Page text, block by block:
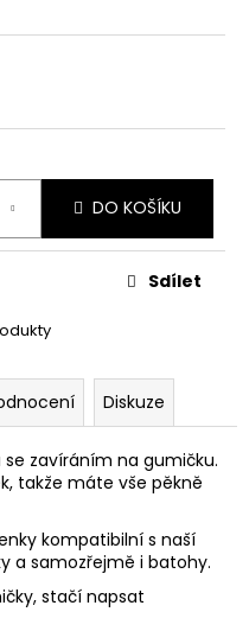
DO KOŠÍKU
Sdílet
Diskuze
zavíráním na gumičku.
takže máte vše pěkně
kompatibilní s naší
a samozřejmě i batohy.
stačí napsat